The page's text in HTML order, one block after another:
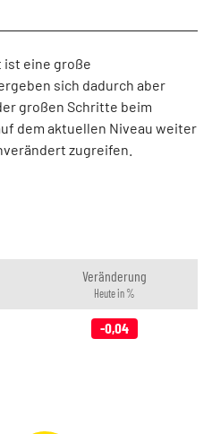
ist eine große
sich dadurch aber
großen Schritte beim
dem aktuellen Niveau weiter
zugreifen.
Veränderung
Heute in %
-0,04